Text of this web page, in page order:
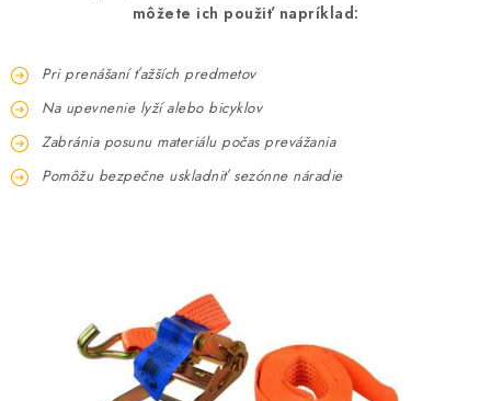
Ako nakupovať Obchodné podmienky
Ochrana osobných údajov
Nákup na splátky Quatro - Profigaráž.sk
môžete ich použiť napríklad:
Pri prenášaní ťažších predmetov
Na upevnenie lyží alebo bicyklov
Zabránia posunu materiálu počas prevážania
Pomôžu bezpečne uskladniť sezónne náradie